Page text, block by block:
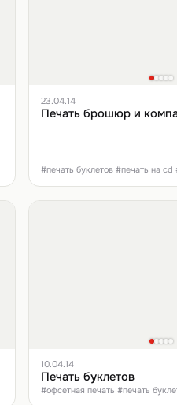
23.04.14
Печать брошюр и
#печать буклетов #печать на
10.04.14
Печать буклетов
#офсетная печать #печать